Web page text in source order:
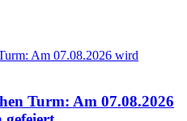
Turm: Am 07.08.2026